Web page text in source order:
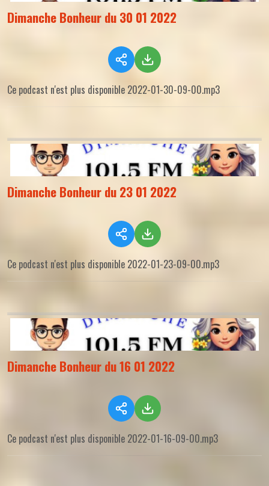
Dimanche Bonheur du 30 01 2022
Ce podcast n'est plus disponible 2022-01-30-09-00.mp3
Dimanche Bonheur du 23 01 2022
Ce podcast n'est plus disponible 2022-01-23-09-00.mp3
Dimanche Bonheur du 16 01 2022
Ce podcast n'est plus disponible 2022-01-16-09-00.mp3